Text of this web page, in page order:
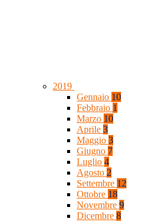
2019
Gennaio 10
Febbraio 1
Marzo 10
Aprile 3
Maggio 3
Giugno 7
Luglio 4
Agosto 2
Settembre 12
Ottobre 18
Novembre 9
Dicembre 8